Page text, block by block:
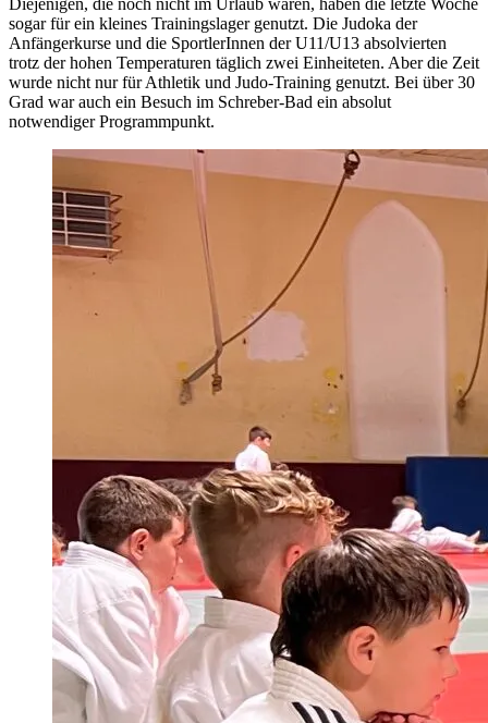
Diejenigen, die noch nicht im Urlaub waren, haben die letzte Woche
sogar für ein kleines Trainingslager genutzt. Die Judoka der
Anfängerkurse und die SportlerInnen der U11/U13 absolvierten
trotz der hohen Temperaturen täglich zwei Einheiteten. Aber die Zeit
wurde nicht nur für Athletik und Judo-Training genutzt. Bei über 30
Grad war auch ein Besuch im Schreber-Bad ein absolut
notwendiger Programmpunkt.